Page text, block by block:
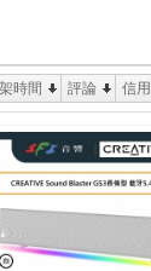
時間 評論 信